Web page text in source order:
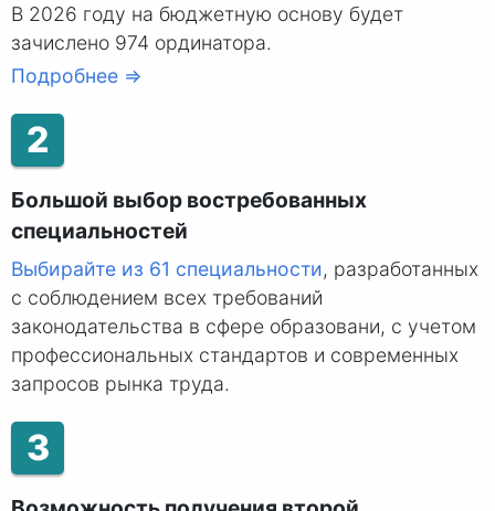
В 2026 году на бюджетную основу будет
зачислено 974 ординатора.
Подробнее ⇒
2
Большой выбор востребованных
специальностей
Выбирайте из 61 специальности, разработанных
с соблюдением всех требований
законодательства в сфере образовани, с учетом
профессиональных стандартов и современных
запросов рынка труда.
3